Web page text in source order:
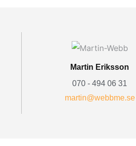
Martin Eriksson
070 - 494 06 31
martin@webbme.se